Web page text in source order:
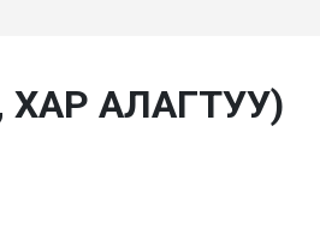
ХАР АЛАГТУУ)